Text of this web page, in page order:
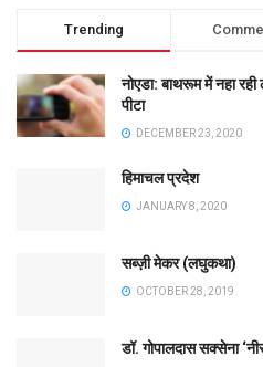
Trending
नोएडा: बाथरूम में नहा रही
पीटा
DECEMBER 23, 2020
हिमाचल प्रदेश
JANUARY 8, 2020
सब्ज़ी मेकर (लघुकथा)
OCTOBER 28, 2019
डॉ. गोपालदास सक्सेना